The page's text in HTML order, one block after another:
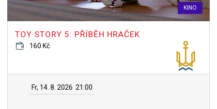
KINO
TOY STORY 5: PŘÍBĚH HRAČEK
160 Kč
Fr, 14. 8. 2026 21:00